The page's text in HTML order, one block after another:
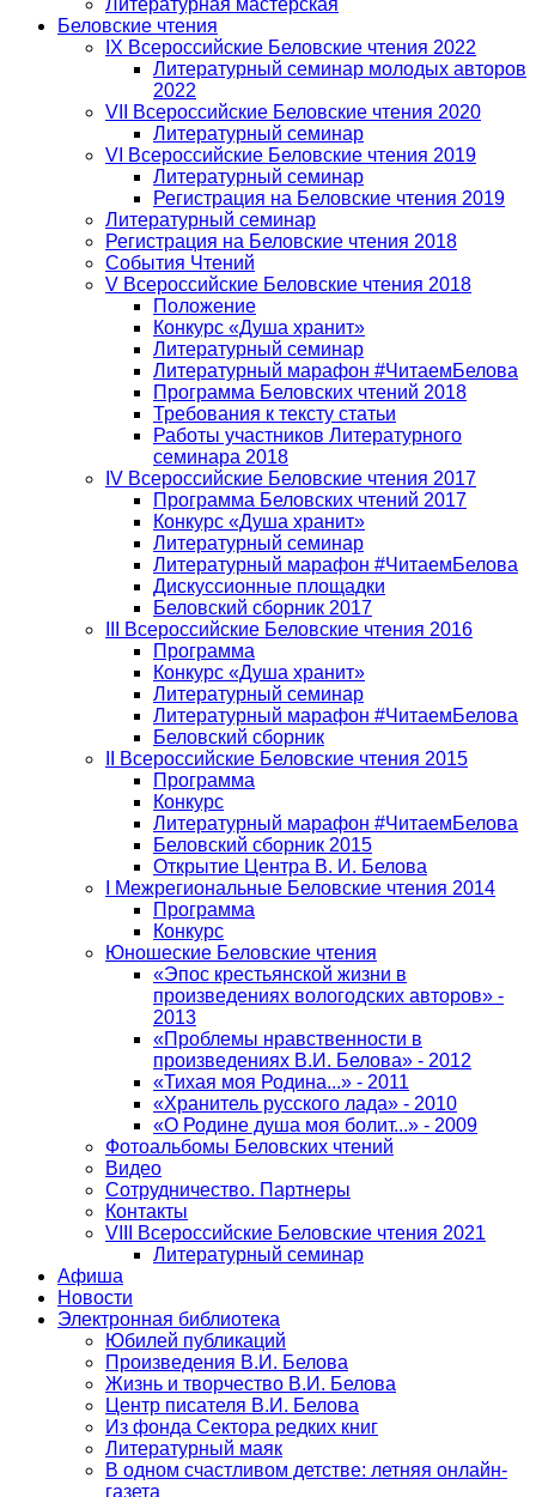
Литературная мастерская
Беловские чтения
IX Всероссийские Беловские чтения 2022
Литературный семинар молодых авторов
2022
VII Всероссийские Беловские чтения 2020
Литературный семинар
VI Всероссийские Беловские чтения 2019
Литературный семинар
Регистрация на Беловские чтения 2019
Литературный семинар
Регистрация на Беловские чтения 2018
События Чтений
V Всероссийские Беловские чтения 2018
Положение
Конкурс «Душа хранит»
Литературный семинар
Литературный марафон #ЧитаемБелова
Программа Беловских чтений 2018
Требования к тексту статьи
Работы участников Литературного
семинара 2018
IV Всероссийские Беловские чтения 2017
Программа Беловских чтений 2017
Конкурс «Душа хранит»
Литературный семинар
Литературный марафон #ЧитаемБелова
Дискуссионные площадки
Беловский сборник 2017
III Всероссийские Беловские чтения 2016
Программа
Конкурс «Душа хранит»
Литературный семинар
Литературный марафон #ЧитаемБелова
Беловский сборник
II Всероссийские Беловские чтения 2015
Программа
Конкурс
Литературный марафон #ЧитаемБелова
Беловский сборник 2015
Открытие Центра В. И. Белова
I Межрегиональные Беловские чтения 2014
Программа
Конкурс
Юношеские Беловские чтения
«Эпос крестьянской жизни в
произведениях вологодских авторов» -
2013
«Проблемы нравственности в
произведениях В.И. Белова» - 2012
«Тихая моя Родина...» - 2011
«Хранитель русского лада» - 2010
«О Родине душа моя болит...» - 2009
Фотоальбомы Беловских чтений
Видео
Сотрудничество. Партнеры
Контакты
VIII Всероссийские Беловские чтения 2021
Литературный семинар
Афиша
Новости
Электронная библиотека
Юбилей публикаций
Произведения В.И. Белова
Жизнь и творчество В.И. Белова
Центр писателя В.И. Белова
Из фонда Сектора редких книг
Литературный маяк
В одном счастливом детстве: летняя онлайн-
газета